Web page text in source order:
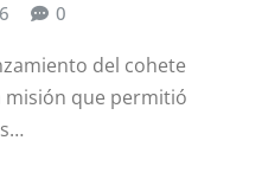
0
del cohete
misión que permitió